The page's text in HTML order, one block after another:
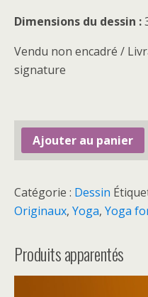
Dimensions du dessin :
Vendu non encadré /
signature
Ajouter au panier
Catégorie : Dessin
Originaux, Yoga, Yoga
Produits apparentés